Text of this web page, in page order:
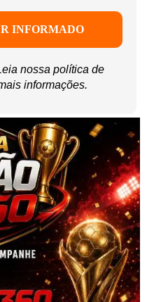
nossa política de
informações.